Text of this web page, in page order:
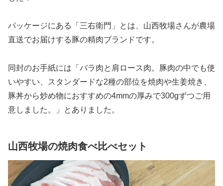
パッケージにある「三右衛門」とは、山西牧場さんが農場
直送でお届けする豚の精肉ブランドです。
同封のお手紙には「バラ肉と肩ロース肉。豚肉の中でも使
いやすい、スタンダードな2種の部位を焼肉や生姜焼き、
豚丼から炒め物におすすめの4mmの厚みで300gずつご用
意しました。」とありました。
山西牧場の焼肉食べ比べセット